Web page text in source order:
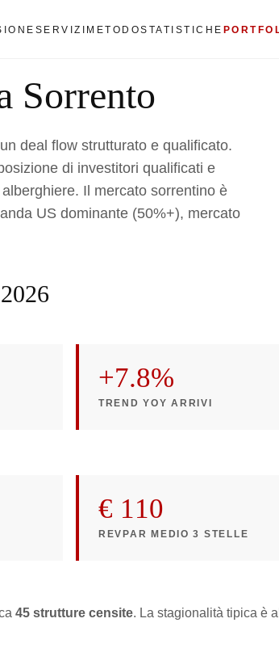
SERVIZI METODOSTATISTICHE
Sorrento
deal flow strutturato e qualificato.
di investitori qualificati e
Il mercato sorrentino è
US dominante (50%+), mercato
+7.8%
TREND YOY ARRIVI
€ 110
REVPAR MEDIO 3 STELLE
45 strutture censite. La stagionalità tipica è